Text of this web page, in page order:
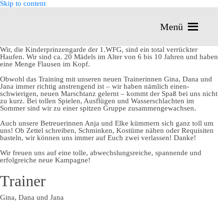
Skip to content
Menü
Wir, die Kinderprinzengarde der 1.WFG, sind ein total verrückter
Haufen. Wir sind ca. 20 Mädels im Alter von 6 bis 10 Jahren und haben
eine Menge Flausen im Kopf.
Obwohl das Training mit unseren neuen Trainerinnen Gina, Dana und
Jana immer richtig anstrengend ist – wir haben nämlich einen­
schwierigen, neuen Marschtanz gelernt – kommt der Spaß bei uns nicht
zu kurz. Bei tollen Spielen, Ausflügen und Wasserschlachten im
Sommer sind wir zu einer spitzen Gruppe zusammengewachsen.
Auch unsere Betreuerinnen Anja und Elke kümmern sich ganz toll um
uns! Ob Zettel schreiben, Schminken, Kostüme nähen oder Requisiten
basteln, wir können uns immer auf Euch zwei verlassen! Danke!
Wir freuen uns auf eine tolle, abwechslungsreiche, spannende und
erfolgreiche neue Kampagne!
Trainer
Gina, Dana und Jana